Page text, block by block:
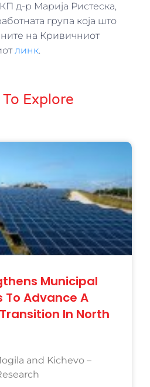
д-р Марија Ристеска,
група која што
на Кривичниот
линк.
Explore
Municipal
To Advance A
In North
and Kichevo –